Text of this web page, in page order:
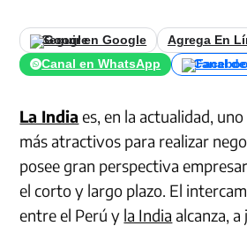
Seguir en Google
Agrega En
Canal en WhatsApp
Canal
La India es, en la actualidad,
más atractivos para realizar
posee gran perspectiva
el corto y largo plazo. El
entre el Perú y la India alcanza, a